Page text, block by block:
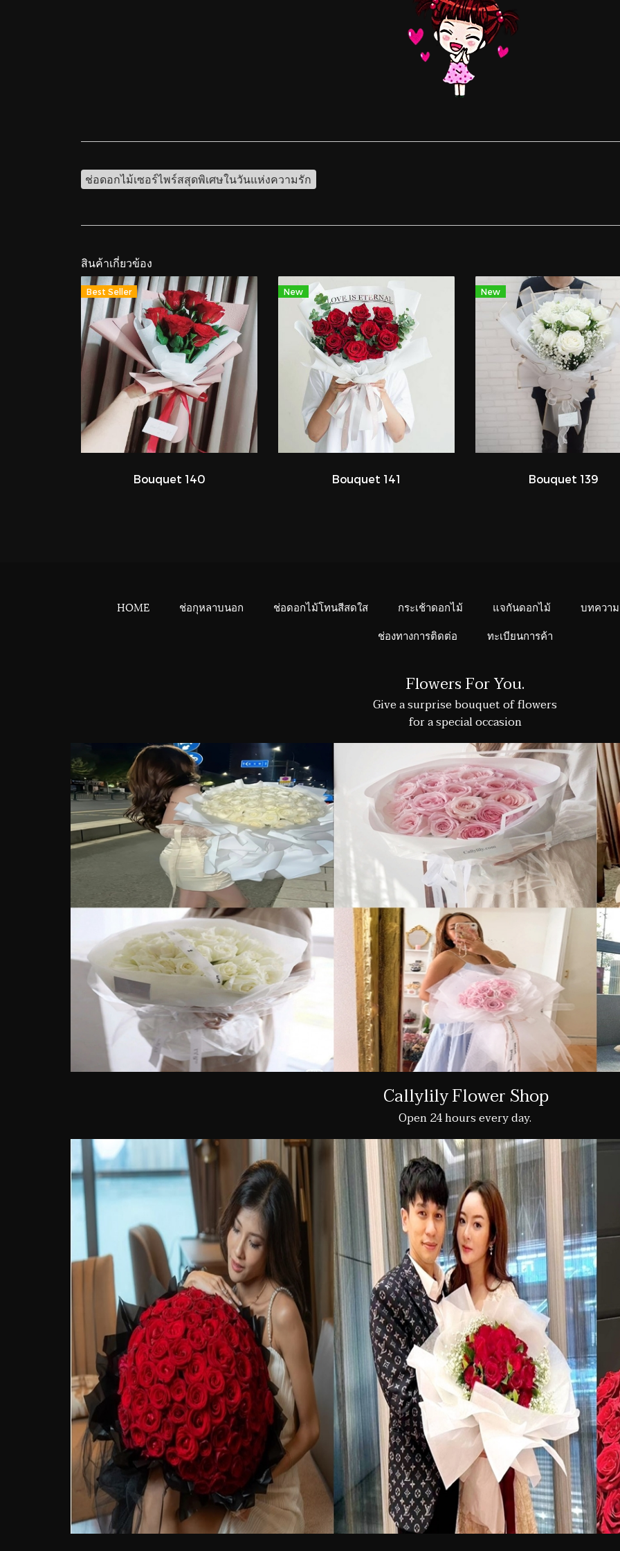
ช่อดอกไม้เซอร์ไพร์สสุดพิเศษในวันแห่งความรัก
สินค้าเกี่ยวข้อง
Best Seller
Bouquet 140
New
Bouquet 141
New
Bouquet 139
HOME ช่อกุหลาบนอก ช่อดอกไม้โทนสีสดใส กระเช้าดอกไม้ แจกันดอกไม้
บทความ
ช่องทางการติดต่อ
ทะเบียนการค้า
Flowers For You.
Give a surprise bouquet of flowers
for a special occasion
Callylily Flower Shop
Open 24 hours every day.